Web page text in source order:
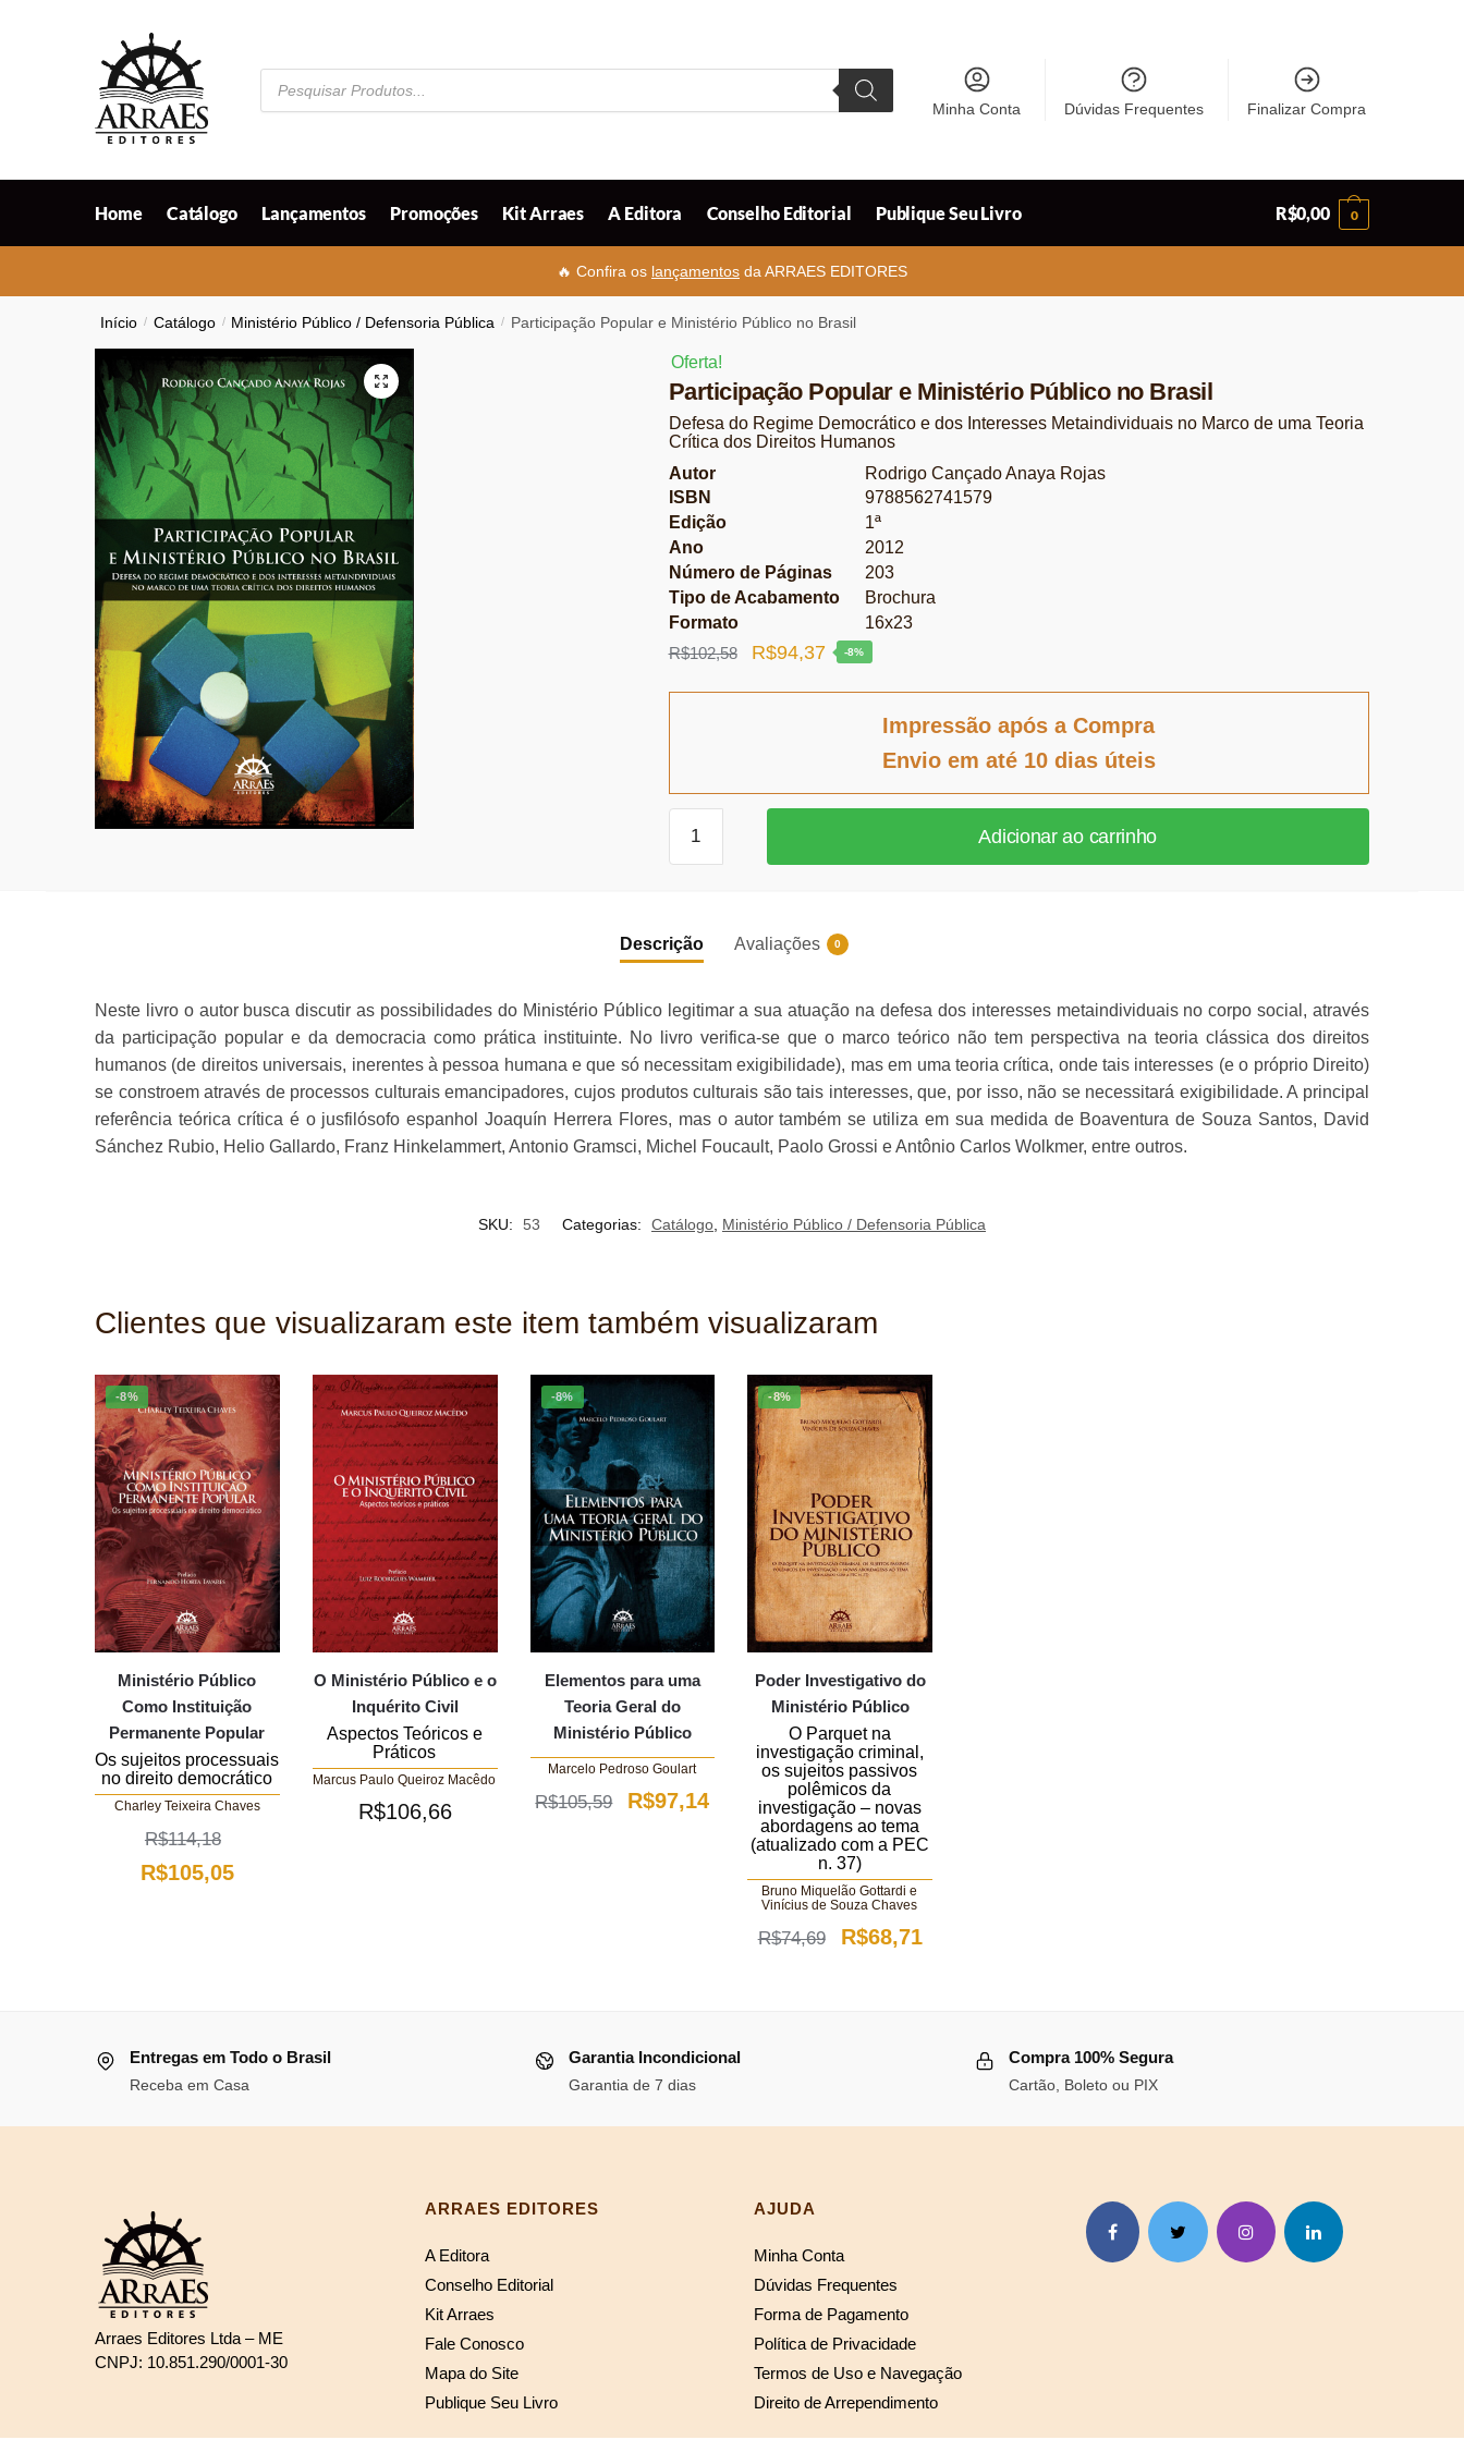
Pesquisar
produtos
Minha Conta Dúvidas Frequentes Finalizar Compra
Home Catálogo Lançamentos Promoções Kit Arraes A Editora Conselho Editorial Publique Seu Livro R$0,00 0
🔥 Confira os lançamentos da ARRAES EDITORES
Início / Catálogo / Ministério Público / Defensoria Pública / Participação Popular e Ministério Público no Brasil
🔍
Oferta!
Participação Popular e Ministério Público no Brasil
Defesa do Regime Democrático e dos Interesses Metaindividuais no Marco de uma Teoria
Crítica dos Direitos Humanos
Autor
Rodrigo Cançado Anaya Rojas
ISBN
9788562741579
Edição
1ª
Ano
2012
Número de Páginas
203
Tipo de Acabamento
Brochura
Formato
16x23
R$102,58
O
R$94,37O
-8%
Impressão após a Compra
Envio em até 10 dias úteis
Popular
no
quantidade
Adicionar ao carrinho
Descrição Avaliações 0
Neste livro o autor busca discutir as possibilidades do Ministério Público legitimar a sua atuação na defesa dos interesses metaindividuais no corpo social, através
da participação popular e da democracia como prática instituinte. No livro verifica-se que o marco teórico não tem perspectiva na teoria clássica dos direitos
humanos (de direitos universais, inerentes à pessoa humana e que só necessitam exigibilidade), mas em uma teoria crítica, onde tais interesses (e o próprio Direito)
se constroem através de processos culturais emancipadores, cujos produtos culturais são tais interesses, que, por isso, não se necessitará exigibilidade. A principal
referência teórica crítica é o jusfilósofo espanhol Joaquín Herrera Flores, mas o autor também se utiliza em sua medida de Boaventura de Souza Santos, David
Sánchez Rubio, Helio Gallardo, Franz Hinkelammert, Antonio Gramsci, Michel Foucault, Paolo Grossi e Antônio Carlos Wolkmer, entre outros.
SKU: 53 Categorias: Catálogo Ministério Público / Defensoria Pública
Clientes que visualizaram este item também visualizaram
-8%
Ministério Público
Como Instituição
Permanente Popular
Os sujeitos processuais
no direito democrático
Charley Teixeira Chaves
R$114,18
O
R$105,05O
O Ministério Público e o
Inquérito Civil
Aspectos Teóricos e
Práticos
Marcus Paulo Queiroz Macêdo
R$106,66
-8%
Elementos para uma
Teoria Geral do
Ministério Público
Marcelo Pedroso Goulart
R$105,59
O
R$97,14O
preço
R$97,14.
-8%
Poder Investigativo do
Ministério Público
O Parquet na
investigação criminal,
os sujeitos passivos
polêmicos da
investigação – novas
abordagens ao tema
(atualizado com a PEC
n. 37)
Bruno Miquelão Gottardi e
Vinícius de Souza Chaves
R$74,69
O
R$68,71
R$68,71.
Entregas em Todo o Brasil
Receba em Casa
Garantia Incondicional
Garantia de 7 dias
Compra 100% Segura
Cartão, Boleto ou PIX
Arraes Editores Ltda – ME
CNPJ: 10.851.290/0001-30
ARRAES EDITORES
A Editora
Conselho Editorial
Kit Arraes
Fale Conosco
Mapa do Site
Publique Seu Livro
AJUDA
Minha Conta
Dúvidas Frequentes
Forma de Pagamento
Política de Privacidade
Termos de Uso e Navegação
Direito de Arrependimento